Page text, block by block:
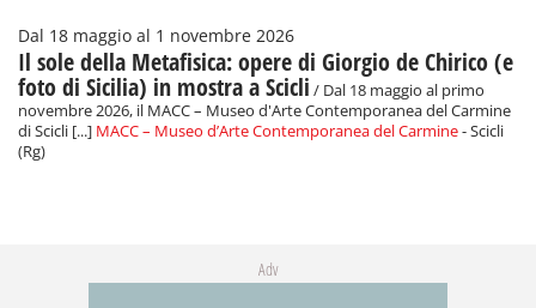
Dal 18 maggio al 1 novembre 2026
Il sole della Metafisica: opere di Giorgio de Chirico (e
foto di Sicilia) in mostra a Scicli / Dal 18 maggio al primo
novembre 2026, il MACC – Museo d'Arte Contemporanea del Carmine
di Scicli [...] MACC – Museo d’Arte Contemporanea del Carmine- Scicli
(Rg)
Adv